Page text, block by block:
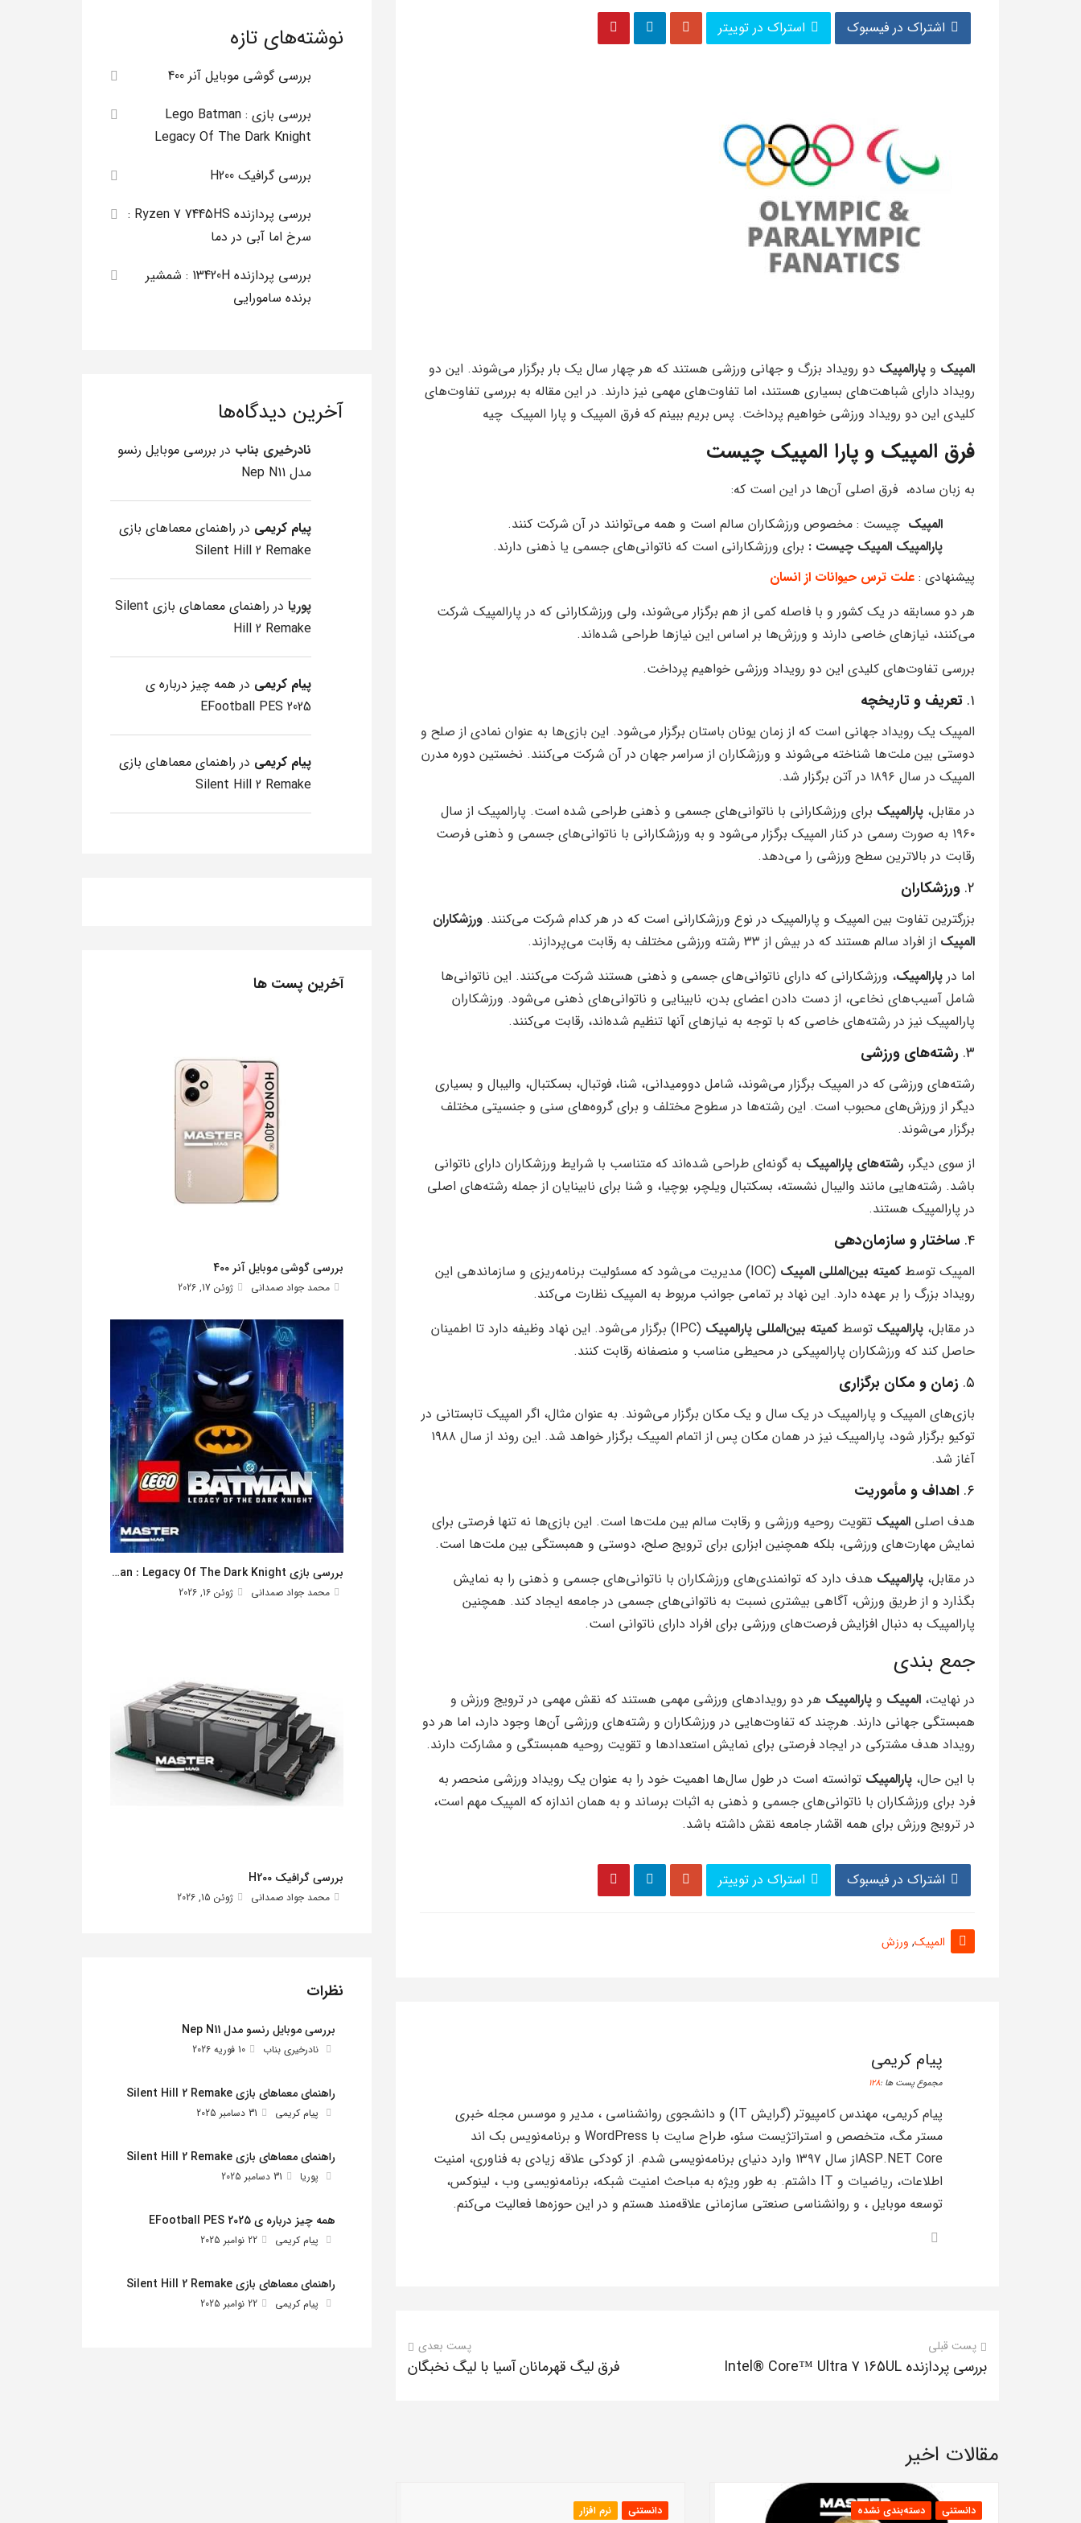
اشتراک در فیسبوک استراک در توییتر
المپیک و پارالمپیک دو رویداد بزرگ و جهانی ورزشی هستند که هر چهار سال یک بار برگزار می‌شوند. این دو
رویداد دارای شباهت‌های بسیاری هستند، اما تفاوت‌های مهمی نیز دارند. در این مقاله به بررسی تفاوت‌های
کلیدی این دو رویداد ورزشی خواهیم پرداخت. پس بریم ببینم که فرق المپیک و پارا المپیک چیه
فرق المپیک و پارا المپیک چیست
به زبان ساده، فرق اصلی آن‌ها در این است که:
المپیک چیست : مخصوص ورزشکاران سالم است و همه می‌توانند در آن شرکت کنند.
پارالمپیک المپیک چیست : برای ورزشکارانی است که ناتوانی‌های جسمی یا ذهنی دارند.
پیشنهادی : علت ترس حیوانات از انسان
هر دو مسابقه در یک کشور و با فاصله کمی از هم برگزار می‌شوند، ولی ورزشکارانی که در پارالمپیک شرکت
می‌کنند، نیازهای خاصی دارند و ورزش‌ها بر اساس این نیازها طراحی شده‌اند.
بررسی تفاوت‌های کلیدی این دو رویداد ورزشی خواهیم پرداخت.
۱. تعریف و تاریخچه
المپیک یک رویداد جهانی است که از زمان یونان باستان برگزار می‌شود. این بازی‌ها به عنوان نمادی از صلح و
دوستی بین ملت‌ها شناخته می‌شوند و ورزشکاران از سراسر جهان در آن شرکت می‌کنند. نخستین دوره مدرن
المپیک در سال ۱۸۹۶ در آتن برگزار شد.
در مقابل، پارالمپیک برای ورزشکارانی با ناتوانی‌های جسمی و ذهنی طراحی شده است. پارالمپیک از سال
۱۹۶۰ به صورت رسمی در کنار المپیک برگزار می‌شود و به ورزشکارانی با ناتوانی‌های جسمی و ذهنی فرصت
رقابت در بالاترین سطح ورزشی را می‌دهد.
۲. ورزشکاران
بزرگترین تفاوت بین المپیک و پارالمپیک در نوع ورزشکارانی است که در هر کدام شرکت می‌کنند. ورزشکاران
المپیک از افراد سالم هستند که در بیش از ۳۳ رشته ورزشی مختلف به رقابت می‌پردازند.
اما در پارالمپیک، ورزشکارانی که دارای ناتوانی‌های جسمی و ذهنی هستند شرکت می‌کنند. این ناتوانی‌ها
شامل آسیب‌های نخاعی، از دست دادن اعضای بدن، نابینایی و ناتوانی‌های ذهنی می‌شود. ورزشکاران
پارالمپیک نیز در رشته‌های خاصی که با توجه به نیازهای آنها تنظیم شده‌اند، رقابت می‌کنند.
۳. رشته‌های ورزشی
رشته‌های ورزشی که در المپیک برگزار می‌شوند، شامل دوومیدانی، شنا، فوتبال، بسکتبال، والیبال و بسیاری
دیگر از ورزش‌های محبوب است. این رشته‌ها در سطوح مختلف و برای گروه‌های سنی و جنسیتی مختلف
برگزار می‌شوند.
از سوی دیگر، رشته‌های پارالمپیک به گونه‌ای طراحی شده‌اند که متناسب با شرایط ورزشکاران دارای ناتوانی
باشد. رشته‌هایی مانند والیبال نشسته، بسکتبال ویلچر، بوچیا، و شنا برای نابینایان از جمله رشته‌های اصلی
در پارالمپیک هستند.
۴. ساختار و سازمان‌دهی
المپیک توسط کمیته بین‌المللی المپیک
(IOC) مدیریت می‌شود که مسئولیت برنامه‌ریزی و سازماندهی این
رویداد بزرگ را بر عهده دارد. این نهاد بر تمامی جوانب مربوط به المپیک نظارت می‌کند.
در مقابل، پارالمپیک توسط کمیته بین‌المللی پارالمپیک
(IPC) برگزار می‌شود. این نهاد وظیفه دارد تا اطمینان
حاصل کند که ورزشکاران پارالمپیکی در محیطی مناسب و منصفانه رقابت کنند.
۵. زمان و مکان برگزاری
بازی‌های المپیک و پارالمپیک در یک سال و یک مکان برگزار می‌شوند. به عنوان مثال، اگر المپیک تابستانی در
توکیو برگزار شود، پارالمپیک نیز در همان مکان پس از اتمام المپیک برگزار خواهد شد. این روند از سال ۱۹۸۸
آغاز شد.
۶. اهداف و مأموریت
هدف اصلی المپیک تقویت روحیه ورزشی و رقابت سالم بین ملت‌ها است. این بازی‌ها نه تنها فرصتی برای
نمایش مهارت‌های ورزشی، بلکه همچنین ابزاری برای ترویج صلح، دوستی و همبستگی بین ملت‌ها است.
در مقابل، پارالمپیک هدف دارد که توانمندی‌های ورزشکاران با ناتوانی‌های جسمی و ذهنی را به نمایش
بگذارد و از طریق ورزش، آگاهی بیشتری نسبت به ناتوانی‌های جسمی در جامعه ایجاد کند. همچنین
پارالمپیک به دنبال افزایش فرصت‌های ورزشی برای افراد دارای ناتوانی است.
جمع بندی
در نهایت، المپیک و پارالمپیک هر دو رویدادهای ورزشی مهمی هستند که نقش مهمی در ترویج ورزش و
همبستگی جهانی دارند. هرچند که تفاوت‌هایی در ورزشکاران و رشته‌های ورزشی آن‌ها وجود دارد، اما هر دو
رویداد هدف مشترکی در ایجاد فرصتی برای نمایش استعدادها و تقویت روحیه همبستگی و مشارکت دارند.
با این حال، پارالمپیک توانسته است در طول سال‌ها اهمیت خود را به عنوان یک رویداد ورزشی منحصر به
فرد برای ورزشکاران با ناتوانی‌های جسمی و ذهنی به اثبات برساند و به همان اندازه که المپیک مهم است،
در ترویج ورزش برای همه اقشار جامعه نقش داشته باشد.
اشتراک در فیسبوک استراک در توییتر
المپیک, ورزش
پیام کریمی
مجموع پست ها :128
پیام کریمی، مهندس کامپیوتر (گرایش IT) و دانشجوی روانشناسی ، مدیر و موسس مجله خبری
مستر مگ، متخصص و استراتژیست سئو، طراح سایت با WordPress و برنامه‌نویس بک اند
ASP.NET Coreاز سال ۱۳۹۷ وارد دنیای برنامه‌نویسی شدم. از کودکی علاقه زیادی به فناوری، امنیت
اطلاعات، ریاضیات و IT داشتم. به طور ویژه به مباحث امنیت شبکه، برنامه‌نویسی وب ، لینوکس،
توسعه موبایل ، و روانشناسی صنعتی سازمانی علاقه‌مند هستم و در این حوزه‌ها فعالیت می‌کنم.
پست قبلی
بررسی پردازنده Intel® Core™ Ultra 7 165UL
پست بعدی
فرق لیگ قهرمانان آسیا با لیگ نخبگان
مقالات اخیر
دانستنی دسته‌بندی نشده دانستنی نرم افزار
نوشته‌های تازه
بررسی گوشی موبایل آنر 400
بررسی بازی Lego Batman :
Legacy Of The Dark Knight
بررسی گرافیک H200
بررسی پردازنده Ryzen 7 7445HS :
سرخ اما آبی در دما
بررسی پردازنده 13420H : شمشیر
برنده سامورایی
آخرین دیدگاه‌ها
نادرخیری بناب در بررسی موبایل رنسو
مدل Nep N11
پیام کریمی در راهنمای معماهای بازی
Silent Hill 2 Remake
پوریا در
راهنمای معماهای بازی Silent
Hill 2 Remake
پیام کریمی در همه چیز درباره ی
EFootball PES 2025
پیام کریمی در راهنمای معماهای بازی
Silent Hill 2 Remake
آخرین پست ها
بررسی گوشی موبایل آنر 400
محمد جواد صمدانی ژوئن 17, 2026
بررسی بازی Lego Batman : Legacy Of The Dark Knight
محمد جواد صمدانی ژوئن 16, 2026
بررسی گرافیک H200
محمد جواد صمدانی ژوئن 15, 2026
نظرات
بررسی موبایل رنسو مدل Nep N11
نادرخیری بناب 10 فوریه 2026
راهنمای معماهای بازی Silent Hill 2 Remake
پیام کریمی 31 دسامبر 2025
راهنمای معماهای بازی Silent Hill 2 Remake
پوریا 31 دسامبر 2025
همه چیز درباره ی EFootball PES 2025
پیام کریمی 22 نوامبر 2025
راهنمای معماهای بازی Silent Hill 2 Remake
پیام کریمی 22 نوامبر 2025